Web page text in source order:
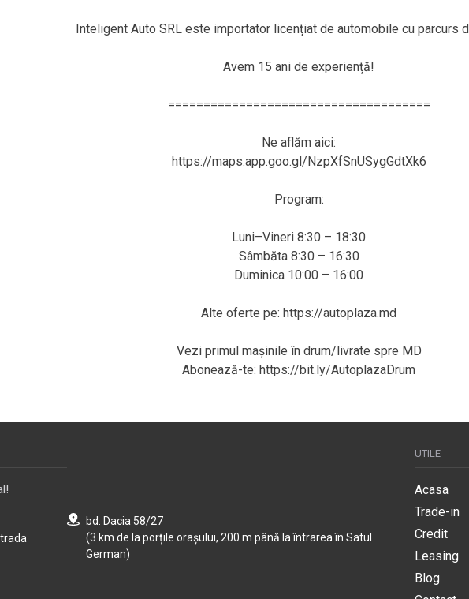
Inteligent Auto SRL este importator licențiat de automobile cu parcurs
Avem 15 ani de experiență!
=====================================
Ne aflăm aici:
https://maps.app.goo.gl/NzpXfSnUSygGdtXk6
Program:
Luni–Vineri 8:30 – 18:30
Sâmbăta 8:30 – 16:30
Duminica 10:00 – 16:00
Alte oferte pe: https://autoplaza.md
Vezi primul mașinile în drum/livrate spre MD
Abonează-te: https://bit.ly/AutoplazaDrum
bd. Dacia 58/27
(3 km de la porțile orașului, 200 m până la întrarea în Satul
German)
UTILE
Acasa
Trade-in
Credit
Leasing
Blog